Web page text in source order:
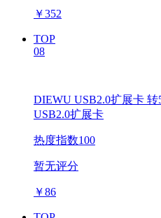
￥352
TOP
08
DIEWU USB2.0扩展卡
USB2.0扩展卡
热度指数100
暂无评分
￥86